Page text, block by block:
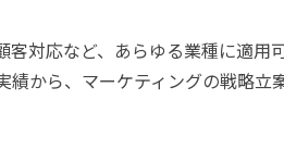
客対応など、あらゆる業種に適
績から、マーケティングの戦略立